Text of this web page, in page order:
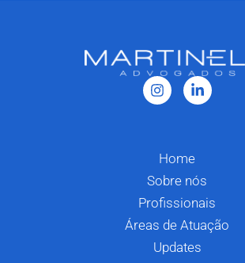
Home
Sobre nós
Profissionais
Áreas de Atuação
Updates